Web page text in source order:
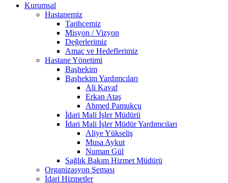
Kurumsal
Hastanemiz
Tarihçemiz
Misyon / Vizyon
Değerlerimiz
Amaç ve Hedeflerimiz
Hastane Yönetimi
Başhekim
Başhekim Yardımcıları
Ali Kavaf
Erkan Ataş
Ahmed Pamukçu
İdari Mali İşler Müdürü
İdari Mali İşler Müdür Yardımcıları
Aliye Yükseliş
Musa Aykut
Numan Gül
Sağlık Bakım Hizmet Müdürü
Organizasyon Şeması
İdari Hizmetler